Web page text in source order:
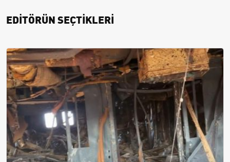
EDİTÖRÜN SEÇTİKLERİ